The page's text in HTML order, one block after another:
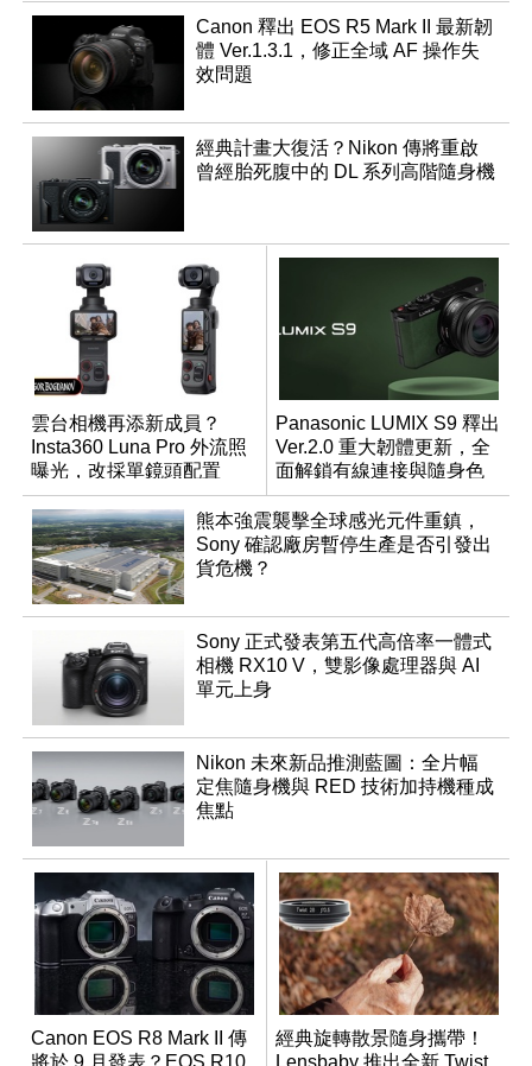
Canon 釋出 EOS R5 Mark II 最新韌
體 Ver.1.3.1，修正全域 AF 操作失
效問題
經典計畫大復活？Nikon 傳將重啟
曾經胎死腹中的 DL 系列高階隨身機
雲台相機再添新成員？
Insta360 Luna Pro 外流照
曝光，改採單鏡頭配置
Panasonic LUMIX S9 釋出
Ver.2.0 重大韌體更新，全
面解鎖有線連接與隨身色
調編輯
熊本強震襲擊全球感光元件重鎮，
Sony 確認廠房暫停生產是否引發出
貨危機？
Sony 正式發表第五代高倍率一體式
相機 RX10 V，雙影像處理器與 AI
單元上身
Nikon 未來新品推測藍圖：全片幅
定焦隨身機與 RED 技術加持機種成
焦點
Canon EOS R8 Mark II 傳
將於 9 月發表？EOS R10
經典旋轉散景隨身攜帶！
Lensbaby 推出全新 Twist